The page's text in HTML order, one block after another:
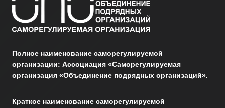
Полное наименование саморегулируемой
организации: Ассоциация «Саморегулируемая
организация «Объединение подрядных организаций».
Краткое наименование саморегулируемой